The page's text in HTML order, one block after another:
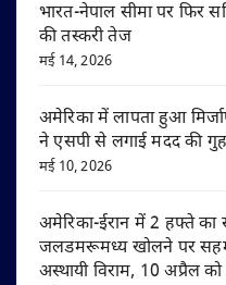
भारत-नेपाल सीमा पर फिर
की तस्करी तेज
मई 14, 2026
अमेरिका में लापता हुआ
ने एसपी से लगाई मदद की
मई 10, 2026
अमेरिका-ईरान में 2 हफ्ते का
जलडमरूमध्य खोलने पर
अस्थायी विराम, 10 अप्रैल को